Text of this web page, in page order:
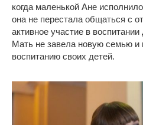
когда маленькой Ане
она не перестала общаться с
активное участие в
Мать не завела новую семью и
воспитанию своих детей.